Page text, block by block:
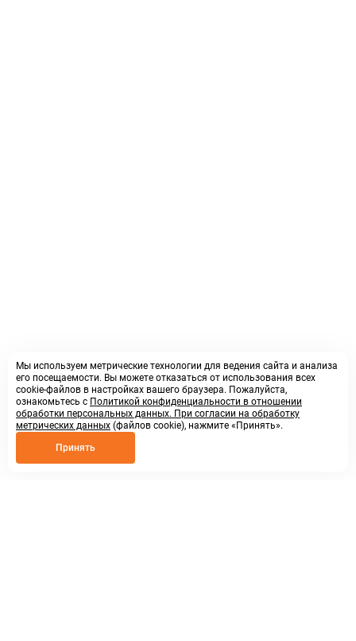
Мы используем метрические технологии для ведения сайта и анализа
его посещаемости. Вы можете отказаться от использования всех
cookie-файлов в настройках вашего браузера. Пожалуйста,
ознакомьтесь с Политикой конфиденциальности в отношении
обработки персональных данных. При согласии на обработку
метрических данных (файлов cookie), нажмите «Принять».
Принять